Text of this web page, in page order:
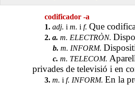
codificador -a
1. adj.i m.i f.Que
2. a.m. ELECTRÒN.
b.m. INFORM.
c.m. TELECOM.
privades de televisió i en
3. m.i f. INFORM. En la